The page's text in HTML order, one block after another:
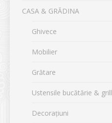
CASA & GRĂDINA
Ghivece
Mobilier
Grătare
Ustensile bucătărie & grill
Decorațiuni